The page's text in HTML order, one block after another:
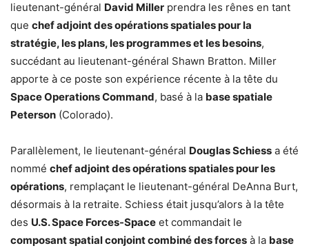
lieutenant-général David Miller prendra les rênes en tant
que chef adjoint des opérations spatiales pour la
stratégie, les plans, les programmes et les besoins,
succédant au lieutenant-général Shawn Bratton. Miller
apporte à ce poste son expérience récente à la tête du
Space Operations Command, basé à la base spatiale
Peterson (Colorado).
Parallèlement, le lieutenant-général Douglas Schiess a été
nommé chef adjoint des opérations spatiales pour les
opérations, remplaçant le lieutenant-général DeAnna Burt,
désormais à la retraite. Schiess était jusqu’alors à la tête
des U.S. Space Forces-Space et commandait le
composant spatial conjoint combiné des forces à la base